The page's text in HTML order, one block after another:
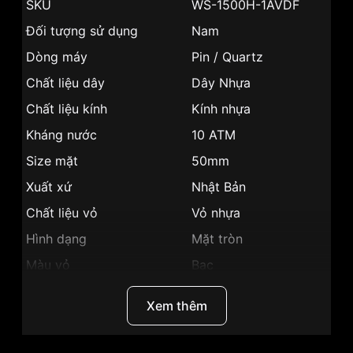
SKU
WS-1500H-1AVDF
Đối tượng sử dụng
Nam
Dòng máy
Pin / Quartz
Chất liệu dây
Dây Nhựa
Chất liệu kính
Kính nhựa
Kháng nước
10 ATM
Size mặt
50mm
Xuất xứ
Nhật Bản
Chất liệu vỏ
Vỏ nhựa
Hình dạng
Mặt tròn
Màu vỏ
Bạc
Thể thao
Dạ quang, Giờ, phút,
Xem thêm